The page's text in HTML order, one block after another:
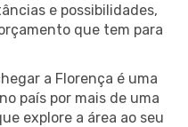
e possibilidades,
que tem para
a Florença é uma
país por mais de uma
explore a área ao seu